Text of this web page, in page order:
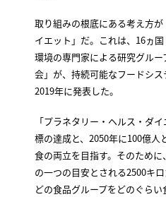
取り組みの根底にある考え方
イエット」だ。これは、16ヵ国
環境の専門家による研究グル
会」が、持続可能なフードシ
2019年に発表した。
「プラネタリー・ヘルス・ダ
標の達成と、2050年に100億人
食の両立を目指す。そのため
の一つの目安とされる2500キ
どの食品グループをどのぐら